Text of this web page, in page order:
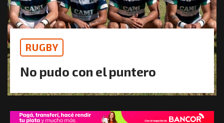
RUGBY
No pudo con el puntero